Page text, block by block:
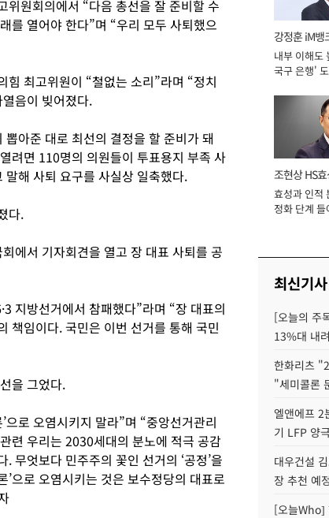
원회의에서 “다음 총선을 잘 준비할 수
를 열어야 한다”며 “우리 모두 사퇴했으
최고위원이 “철없는 소리”라며 “정치
음이 빚어졌다.
아준 대로 최선의 결정을 할 준비가 돼
려면 110명의 의원들이 투표용지 부족 사
해 사퇴 요구를 사실상 일축했다.
다.
에서 기자회견을 열고 장 대표 사퇴를 공
지방선거에서 참패했다”라며 “장 대표의
책임이다. 국민은 이번 선거를 통해 국민
을 그었다.
으로 오염시키지 말라”며 “중앙선거관리
련 우리는 2030세대의 분노에 적극 공감
무엇보다 민주주의 꽃인 선거의 ‘공정’을
으로 오염시키는 것은 보수정당의 대표로
강정훈 iM뱅
내부 이해도
국구 은행'
조현상 HS
장
효성과 인적
정화 단계
최신기사
[오늘의 주
13%대 내
한화리츠
"세미콜론
엘앤에프 2
기 LFP 양
대우건설
장 추천 예정
[오늘Who]